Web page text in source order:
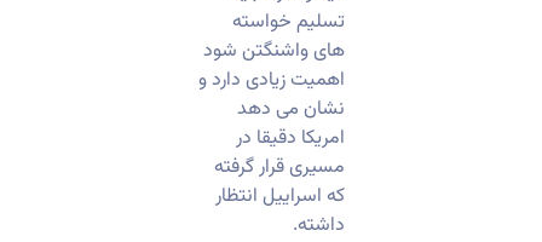
تسلیم خواسته
های واشنگتن شود
اهمیت زیادی دارد و
نشان می دهد
امریکا دقیقا در
مسیری قرار گرفته
که اسراییل انتظار
داشته.